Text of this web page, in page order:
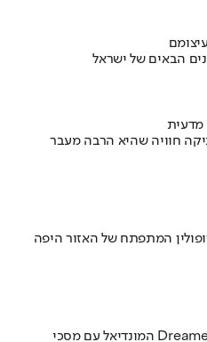
הבאים של ישראל
מדעית
חוויה שהיא הרבה מעבר
המתפתח של האזור היפה